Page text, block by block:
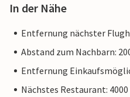
In der Nähe
Entfernung nächster
Abstand zum Nachbarn:
Entfernung
Nächstes Restaurant: 4000